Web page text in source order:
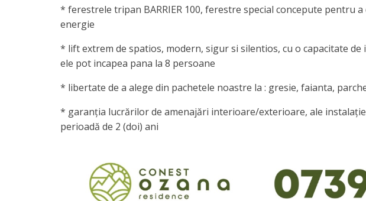
* ferestrele tripan BARRIER 100, ferestre special concepute pentru
energie
* lift extrem de spatios, modern, sigur si silentios, cu o capacitate de
ele pot incapea pana la 8 persoane
* libertate de a alege din pachetele noastre la : gresie, faianta,
* garanţia lucrărilor de amenajări interioare/exterioare, ale
perioadă de 2 (doi) ani